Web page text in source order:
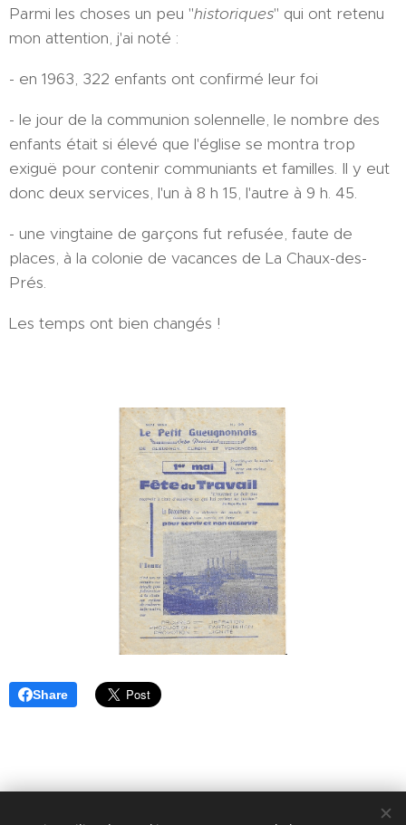
Parmi les choses un peu "historiques" qui ont retenu
mon attention, j'ai noté :
- en 1963, 322 enfants ont confirmé leur foi
- le jour de la communion solennelle, le nombre des
enfants était si élevé que l'église se montra trop
exiguë pour contenir communiants et familles. Il y eut
donc deux services, l'un à 8 h 15, l'autre à 9 h. 45.
- une vingtaine de garçons fut refusée, faute de
places, à la colonie de vacances de La Chaux-des-
Prés.
Les temps ont bien changés !
Share